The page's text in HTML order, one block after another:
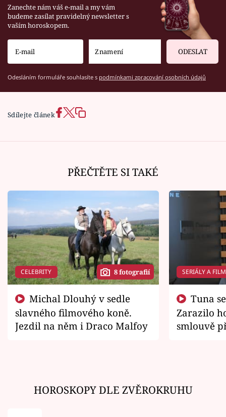
Zanechte nám váš e-mail a my vám
budeme zasílat pravidelný newsletter s
vaším horoskopem.
ODESLAT
Odesláním formuláře souhlasíte s podmínkami zpracování osobních údajů
Sdílejte článek
PŘEČTĚTE SI TAKÉ
CELEBRITY 8 fotografií
slavného filmového koně.
Jezdil na něm i Draco Malfoy
SERIÁLY A
Zarazilo
smlouvě
HOROSKOPY DLE ZVĚROKRUHU